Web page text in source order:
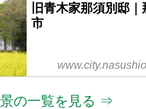
旧青木家那須別邸
市
の一覧を見る ⇒